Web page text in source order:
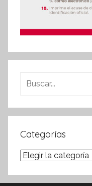
Buscar:
Categorías
Categorías